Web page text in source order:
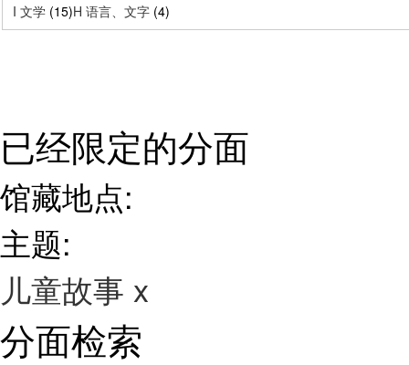
I 文学 (15)H 语言、文字 (4)
已经限定的分面
馆藏地点:
主题:
儿童故事 x
分面检索